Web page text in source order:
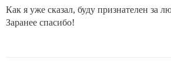
Как я уже сказал, буду признателен за
Заранее спасибо!